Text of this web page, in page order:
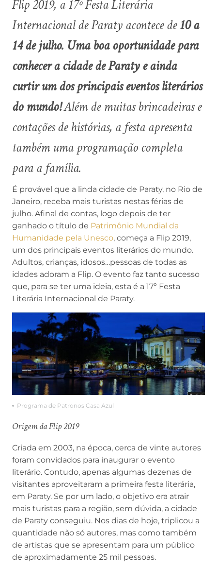
Flip 2019, a 17º Festa Literária
Internacional de Paraty acontece de10 a
14 de julho. Uma boa oportunidade para
conhecer a cidade de Paraty e ainda
curtir um dos principais eventos literários
do mundo!Além de muitas brincadeiras e
contações de histórias, a festa apresenta
também uma programação completa
para a família.
É provável que a linda cidade de Paraty, no Rio de
Janeiro, receba mais turistas nestas férias de
julho. Afinal de contas, logo depois de ter
ganhado o título de Patrimônio Mundial da
Humanidade pela Unesco, começa a Flip 2019,
um dos principais eventos literários do mundo.
Adultos, crianças, idosos…pessoas de todas as
idades adoram a Flip. O evento faz tanto sucesso
que, para se ter uma ideia, esta é a 17º Festa
Literária Internacional de Paraty.
Programa de Patronos Casa Azul
Origem da Flip 2019
Criada em 2003, na época, cerca de vinte autores
foram convidados para inaugurar o evento
literário. Contudo, apenas algumas dezenas de
visitantes aproveitaram a primeira festa literária,
em Paraty. Se por um lado, o objetivo era atrair
mais turistas para a região, sem dúvida, a cidade
de Paraty conseguiu. Nos dias de hoje, triplicou a
quantidade não só autores, mas como também
de artistas que se apresentam para um público
de aproximadamente 25 mil pessoas.